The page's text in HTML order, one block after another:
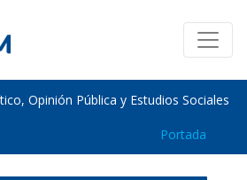
Opinión Pública y Estudios Sociales
Portada